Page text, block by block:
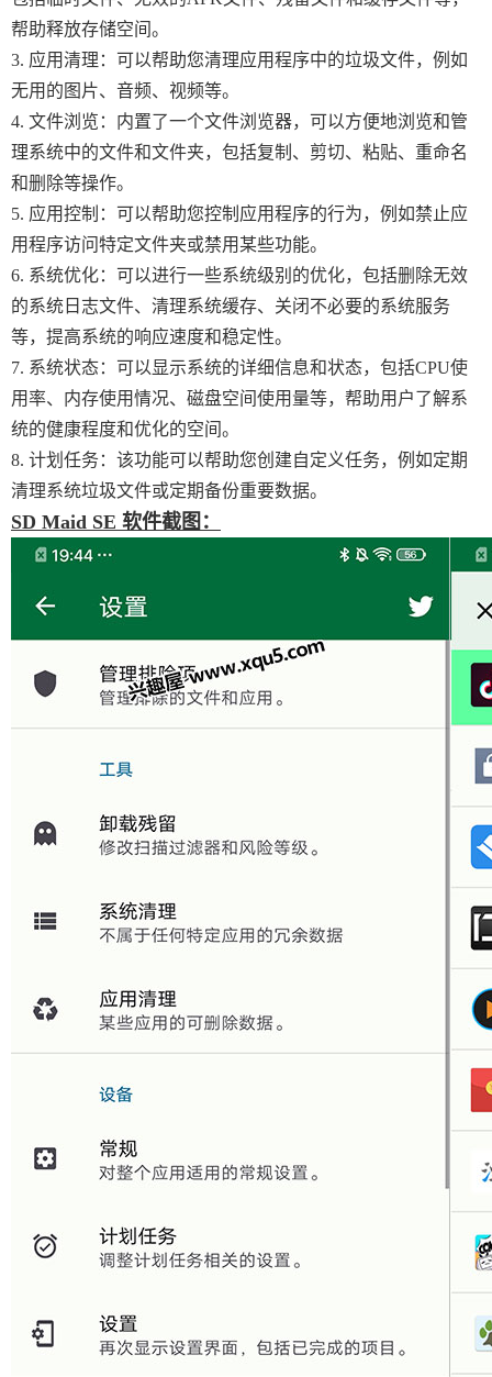
帮助释放存储空间。
3. 应用清理：可以帮助您清理应用程序中的垃圾文件，例如
无用的图片、音频、视频等。
4. 文件浏览：内置了一个文件浏览器，可以方便地浏览和管
理系统中的文件和文件夹，包括复制、剪切、粘贴、重命名
和删除等操作。
5. 应用控制：可以帮助您控制应用程序的行为，例如禁止应
用程序访问特定文件夹或禁用某些功能。
6. 系统优化：可以进行一些系统级别的优化，包括删除无效
的系统日志文件、清理系统缓存、关闭不必要的系统服务
等，提高系统的响应速度和稳定性。
7. 系统状态：可以显示系统的详细信息和状态，包括CPU使
用率、内存使用情况、磁盘空间使用量等，帮助用户了解系
统的健康程度和优化的空间。
8. 计划任务：该功能可以帮助您创建自定义任务，例如定期
清理系统垃圾文件或定期备份重要数据。
SD Maid SE 软件截图：